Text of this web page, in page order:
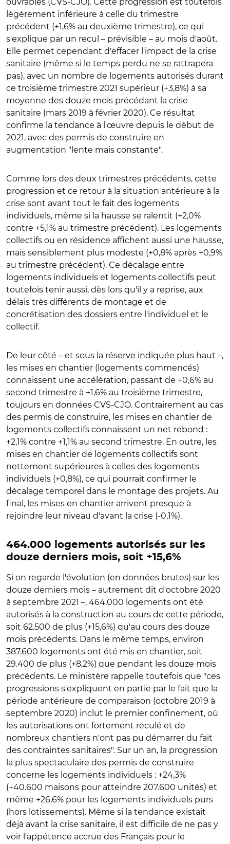
légèrement inférieure à celle du trimestre
précédent (+1,6% au deuxième trimestre), ce qui
s'explique par un recul – prévisible – au mois d'août.
Elle permet cependant d'effacer l'impact de la crise
sanitaire (même si le temps perdu ne se rattrapera
pas), avec un nombre de logements autorisés durant
ce troisième trimestre 2021 supérieur (+3,8%) à sa
moyenne des douze mois précédant la crise
sanitaire (mars 2019 à février 2020). Ce résultat
confirme la tendance à l'œuvre depuis le début de
2021, avec des permis de construire en
augmentation "lente mais constante".
Comme lors des deux trimestres précédents, cette
progression et ce retour à la situation antérieure à la
crise sont avant tout le fait des logements
individuels, même si la hausse se ralentit (+2,0%
contre +5,1% au trimestre précédent). Les logements
collectifs ou en résidence affichent aussi une hausse,
mais sensiblement plus modeste (+0,8% après +0,9%
au trimestre précédent). Ce décalage entre
logements individuels et logements collectifs peut
toutefois tenir aussi, dès lors qu'il y a reprise, aux
délais très différents de montage et de
concrétisation des dossiers entre l'individuel et le
collectif.
De leur côté – et sous la réserve indiquée plus haut –,
les mises en chantier (logements commencés)
connaissent une accélération, passant de +0,6% au
second trimestre à +1,6% au troisième trimestre,
toujours en données CVS-CJO. Contrairement au cas
des permis de construire, les mises en chantier de
logements collectifs connaissent un net rebond :
+2,1% contre +1,1% au second trimestre. En outre, les
mises en chantier de logements collectifs sont
nettement supérieures à celles des logements
individuels (+0,8%), ce qui pourrait confirmer le
décalage temporel dans le montage des projets. Au
final, les mises en chantier arrivent presque à
rejoindre leur niveau d'avant la crise (-0,1%).
464.000 logements autorisés sur les
douze derniers mois, soit +15,6%
Si on regarde l'évolution (en données brutes) sur les
douze derniers mois – autrement dit d'octobre 2020
à septembre 2021 –, 464.000 logements ont été
autorisés à la construction au cours de cette période,
soit 62.500 de plus (+15,6%) qu'au cours des douze
mois précédents. Dans le même temps, environ
387.600 logements ont été mis en chantier, soit
29.400 de plus (+8,2%) que pendant les douze mois
précédents. Le ministère rappelle toutefois que "ces
progressions s'expliquent en partie par le fait que la
période antérieure de comparaison (octobre 2019 à
septembre 2020) inclut le premier confinement, où
les autorisations ont fortement reculé et de
nombreux chantiers n'ont pas pu démarrer du fait
des contraintes sanitaires". Sur un an, la progression
la plus spectaculaire des permis de construire
concerne les logements individuels : +24,3%
(+40.600 maisons pour atteindre 207.600 unités) et
même +26,6% pour les logements individuels purs
(hors lotissements). Même si la tendance existait
déjà avant la crise sanitaire, il est difficile de ne pas y
voir l'appétence accrue des Français pour le